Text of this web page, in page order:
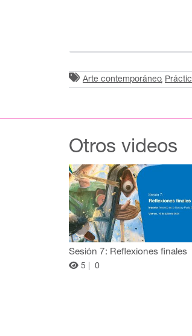
Arte contemporáneo
Otros videos
Sesión 7: Reflexiones finales
5 | 0